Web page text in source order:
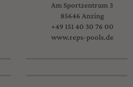
Am Sportzentrum 3
85646 Anzing
+49 151 40 30 76 00
www.reps-pools.de